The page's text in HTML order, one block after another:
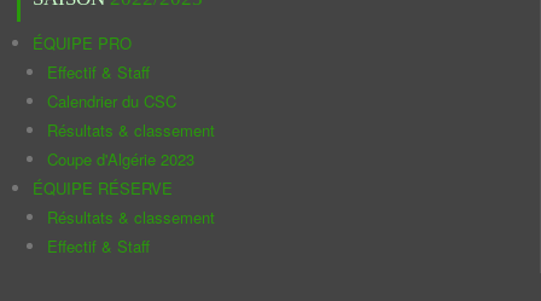
ÉQUIPE PRO
Effectif & Staff
Calendrier du CSC
Résultats & classement
Coupe d'Algérie 2023
ÉQUIPE RÉSERVE
Résultats & classement
Effectif & Staff